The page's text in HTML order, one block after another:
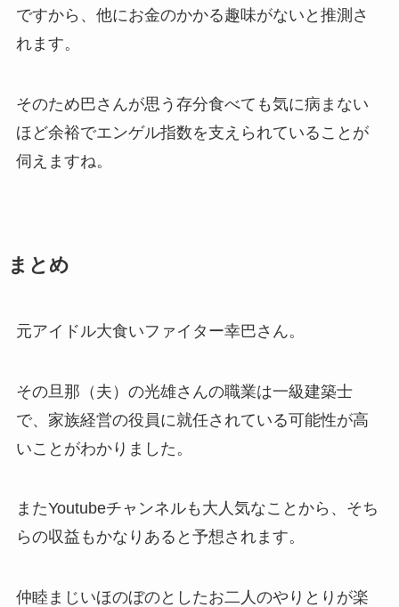
ですから、他にお金のかかる趣味がないと推測さ
れます。
そのため巴さんが思う存分食べても気に病まない
ほど余裕でエンゲル指数を支えられていることが
伺えますね。
まとめ
元アイドル大食いファイター幸巴さん。
その旦那（夫）の光雄さんの職業は一級建築士
で、家族経営の役員に就任されている可能性が高
いことがわかりました。
またYoutubeチャンネルも大人気なことから、そち
らの収益もかなりあると予想されます。
仲睦まじいほのぼのとしたお二人のやりとりが楽